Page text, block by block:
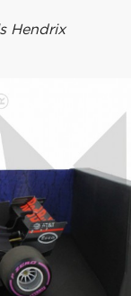
Hendrix